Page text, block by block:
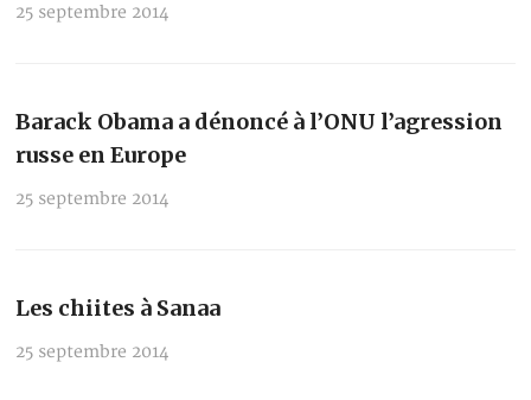
25 septembre 2014
Barack Obama a dénoncé à l’ONU l’agression
russe en Europe
25 septembre 2014
Les chiites à Sanaa
25 septembre 2014